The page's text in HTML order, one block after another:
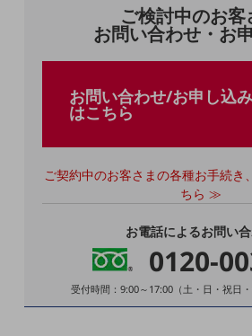
DXに関する課題を解決する
サービス・ソリューションをご紹介
ネットワーク・モバイル
電話・映像コミュニケーション
セキュリティ
ご検討中のお客
お問い合わせ・お
お問い合わせ/お申し込
はこちら
ご契約中のお客さまの各種お手続き
ちら ≫
お電話によるお問い
0120-
受付時間：9:00～17:00（土・日・祝日・